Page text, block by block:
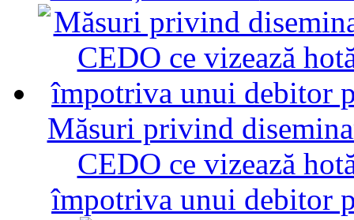
Măsuri privind
CEDO ce vizează
împotriva unui debitor